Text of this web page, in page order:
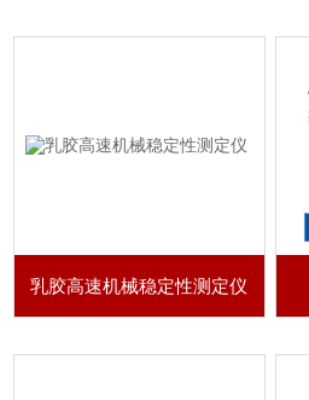
乳胶高速机械稳定性测定仪